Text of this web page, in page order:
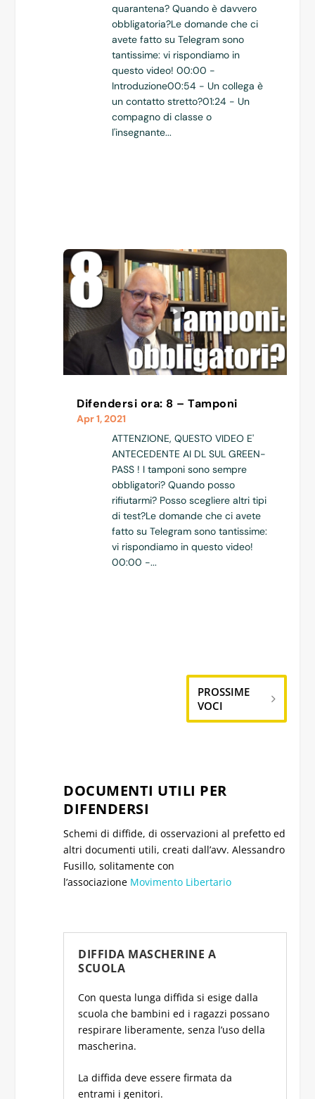
quarantena? Quando è davvero
obbligatoria?Le domande che ci
avete fatto su Telegram sono
tantissime: vi rispondiamo in
questo video! 00:00 -
Introduzione00:54 - Un collega è
un contatto stretto?01:24 - Un
compagno di classe o
l'insegnante...
Difendersi ora: 8 – Tamponi
Apr 1, 2021
ATTENZIONE, QUESTO VIDEO E'
ANTECEDENTE AI DL SUL GREEN-
PASS ! I tamponi sono sempre
obbligatori? Quando posso
rifiutarmi? Posso scegliere altri tipi
di test?Le domande che ci avete
fatto su Telegram sono tantissime:
vi rispondiamo in questo video!
00:00 -...
PROSSIME
VOCI
DOCUMENTI UTILI PER
DIFENDERSI
Schemi di diffide, di osservazioni al prefetto ed
altri documenti utili, creati dall’avv. Alessandro
Fusillo, solitamente con
l’associazione Movimento Libertario
DIFFIDA MASCHERINE A
SCUOLA
Con questa lunga diffida si esige dalla
scuola che bambini ed i ragazzi possano
respirare liberamente, senza l’uso della
mascherina.
La diffida deve essere firmata da
entrami i genitori.